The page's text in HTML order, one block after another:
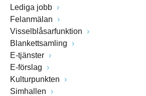
Lediga jobb
Felanmälan
Visselblåsarfunktion
Blankettsamling
E-tjänster
E-förslag
Kulturpunkten
Simhallen